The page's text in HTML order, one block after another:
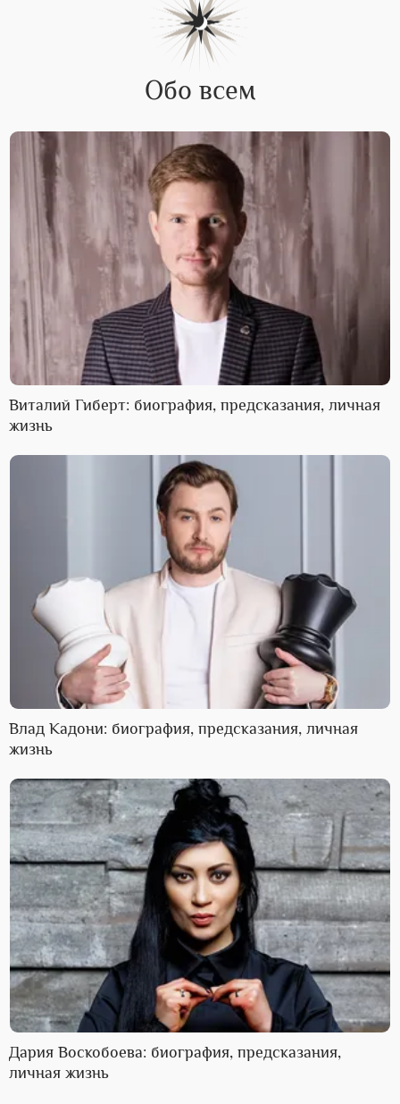
Обо всем
Виталий Гиберт: биография, предсказания, личная
жизнь
Влад Кадони: биография, предсказания, личная
жизнь
Дария Воскобоева: биография, предсказания,
личная жизнь